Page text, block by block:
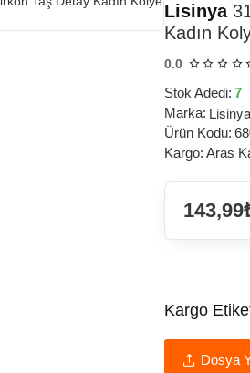
Lisinya
Kadın
0.0
Stok Adedi: 7
Marka: Lisinya
Ürün Kodu:
Kargo: Aras
Kargo
Dosya